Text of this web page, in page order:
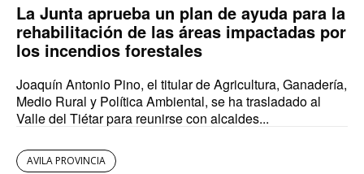
La Junta aprueba un plan de ayuda para la
rehabilitación de las áreas impactadas por
los incendios forestales
Joaquín Antonio Pino, el titular de Agricultura, Ganadería,
Medio Rural y Política Ambiental, se ha trasladado al
Valle del Tiétar para reunirse con alcaldes...
AVILA PROVINCIA